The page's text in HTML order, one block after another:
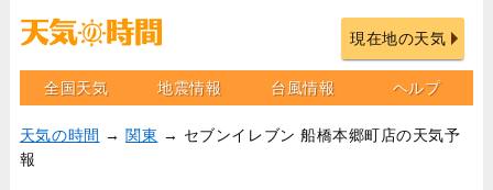
現在地の天気
全国天気 地震情報 台風情報 ヘルプ
天気の時間 → 関東 → セブンイレブン 船橋本郷町店の天気予
報